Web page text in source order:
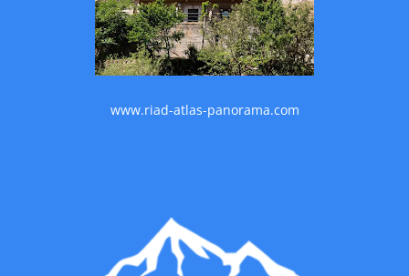
www.riad-atlas-panorama.com